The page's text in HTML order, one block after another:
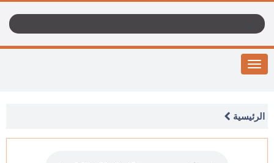
Toggle
navigation
الرئيسية